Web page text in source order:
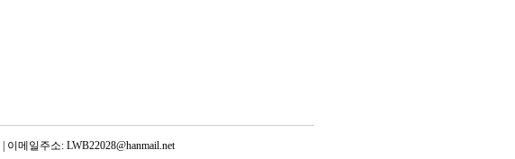
이메일주소: LWB22028@hanmail.net